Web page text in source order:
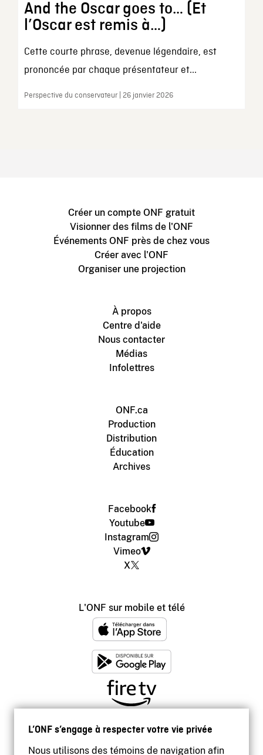
L’ONF s’engage à respecter votre vie privée
Nous utilisons des témoins de navigation afin
And the Oscar goes to… (Et
l’Oscar est remis à…)
Cette courte phrase, devenue légendaire, est
prononcée par chaque présentateur et...
Perspective du conservateur | 26 janvier 2026
Créer un compte ONF gratuit
Visionner des films de l'ONF
Événements ONF près de chez vous
Créer avec l'ONF
Organiser une projection
À propos
Centre d'aide
Nous contacter
Médias
Infolettres
ONF.ca
Production
Distribution
Éducation
Archives
Facebook
Youtube
Instagram
Vimeo
X
L'ONF sur mobile et télé